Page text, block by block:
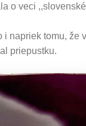
o veci
i napriek tomu, že v
priepustku.